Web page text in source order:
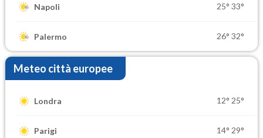
Napoli 25° 33°
Palermo 26° 32°
Meteo città europee
Londra 12° 25°
Parigi 14° 29°